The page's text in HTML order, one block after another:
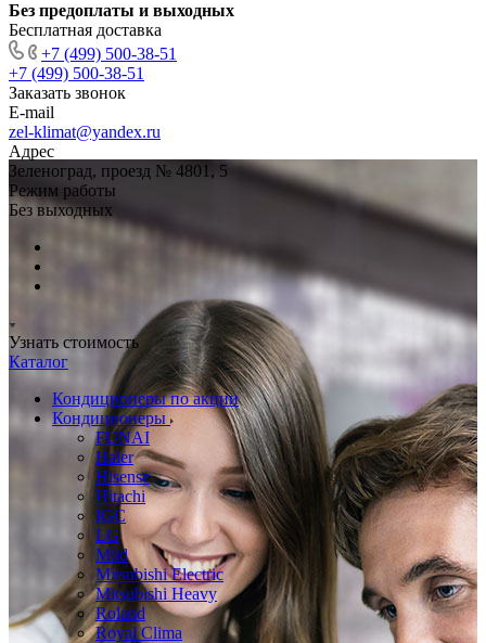
Без предоплаты и выходных
Бесплатная доставка
+7 (499) 500-38-51
+7 (499) 500-38-51
Заказать звонок
E-mail
zel-klimat@yandex.ru
Адрес
Зеленоград, проезд № 4801, 5
Режим работы
Без выходных
Узнать стоимость
Каталог
Кондиционеры по акции
Кондиционеры
FUNAI
Haier
Hisense
Hitachi
IGC
LG
Mild
Mitsubishi Electric
Mitsubishi Heavy
Roland
Royal Clima